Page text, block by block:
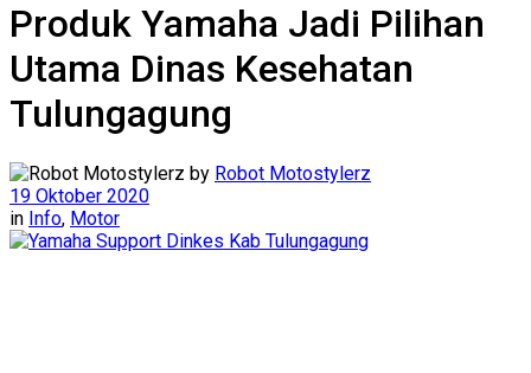
Produk Yamaha Jadi Pilihan
Utama Dinas Kesehatan
Tulungagung
by Robot Motostylerz
19 Oktober 2020
in Info, Motor